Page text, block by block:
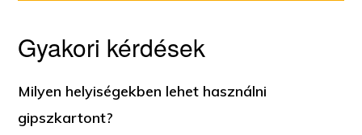
Gyakori kérdések
Milyen helyiségekben lehet használni
gipszkartont?